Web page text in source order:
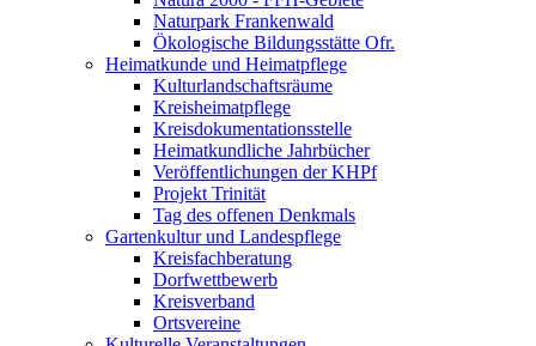
Naturpark Frankenwald
Ökologische Bildungsstätte Ofr.
Heimatkunde und Heimatpflege
Kulturlandschaftsräume
Kreisheimatpflege
Kreisdokumentationsstelle
Heimatkundliche Jahrbücher
Veröffentlichungen der KHPf
Projekt Trinität
Tag des offenen Denkmals
Gartenkultur und Landespflege
Kreisfachberatung
Dorfwettbewerb
Kreisverband
Ortsvereine